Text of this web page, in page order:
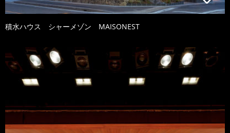
積水ハウス シャーメゾン MAISONEST